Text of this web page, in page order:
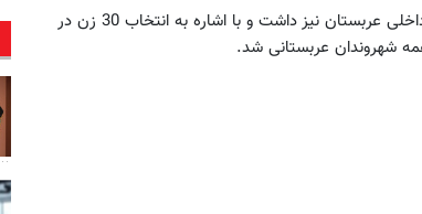
وزیر امور خارجه آمریکا همچنین در سخنانش گذری به اوضاع داخلی عربستان نیز داشت و با اشاره به انتخاب 30 زن در
شهروندان عربستانی شد.